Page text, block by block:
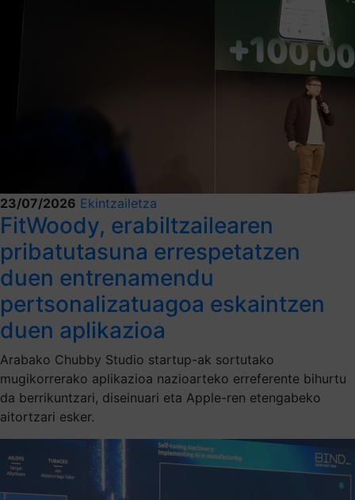
23/07/2026 Ekintzailetza
FitWoody, erabiltzailearen
pribatutasuna errespetatzen
duen entrenamendu
pertsonalizatuagoa eskaintzen
duen aplikazioa
Arabako Chubby Studio startup-ak sortutako
mugikorrerako aplikazioa nazioarteko erreferente bihurtu
da berrikuntzari, diseinuari eta Apple-ren etengabeko
aitortzari esker.